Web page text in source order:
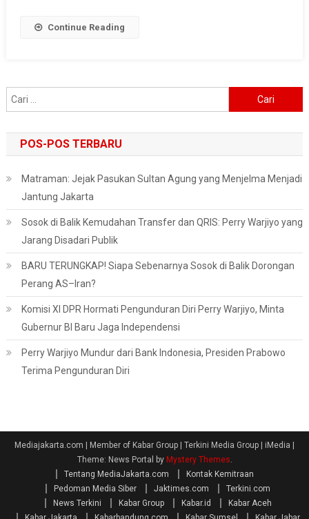
Continue Reading
untuk:
POS-POS TERBARU
Matraman: Jejak Pasukan Sultan Agung yang Menjelma Menjadi
Jantung Jakarta
Sosok di Balik Kemudahan Transfer dan QRIS: Perry Warjiyo yang
Jarang Disadari Publik
BARU TERUNGKAP! Siapa Sebenarnya Sosok di Balik Dorongan
Perang AS–Iran?
Komisi XI DPR Hormati Pengunduran Diri Perry Warjiyo, Minta
Gubernur BI Baru Jaga Independensi
Perry Warjiyo Mundur dari Bank Indonesia, Presiden Prabowo
Terima Pengunduran Diri
Mediajakarta.com | Member of Kabar Group | Terkini Media Group | iMedia
Theme: News Portal by Mystery Themes.
Tentang MediaJakarta.com
Kontak Kemitraan
Pedoman Media Siber
Jaktimes.com
Terkini.com
News Terkini
Kabar Group Kabar.id
Kabar Aceh